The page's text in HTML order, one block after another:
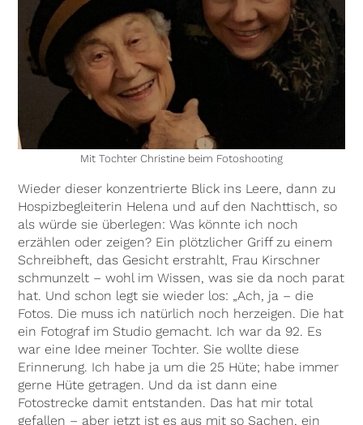
Mit Tochter Christine beim Fotoshooting
Wieder dieser konzentrierte Blick ins Leere, dann zu
Hospizbegleiterin Helena und auf den Nachttisch, so
als würde sie überlegen: Was könnte ich noch
erzählen oder zeigen? Ein plötzlicher Griff zu einem
Schreibheft, das Gesicht erstrahlt, Frau Kirschner
schmunzelt – wohl im Wissen, was sie da noch parat
hat. Und schon legt sie wieder los: „Ach, ja – die
Fotos. Die muss ich natürlich noch herzeigen. Die hat
ein Fotograf im Studio gemacht. Ich war da 92. Es
war eine Idee meiner Tochter. Sie wollte diese
Erinnerung. Ich habe ja um die 25 Hüte; habe immer
gerne Hüte getragen. Und da ist dann eine
Fotostrecke damit entstanden. Das hat mir total
gefallen – aber jetzt ist es aus mit so Sachen, ein